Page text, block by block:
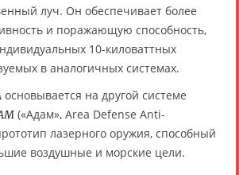
луч. Он обеспечивает более
и поражающую способность,
10-киловаттных
в аналогичных системах.
основывается на другой системе
(«Адам», Area Defense Anti-
лазерного оружия, способный
воздушные и морские цели.